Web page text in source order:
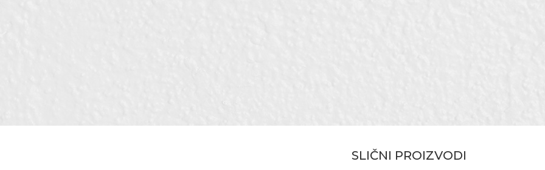
Dimenzija
70 x 15mm
Univerzalna četkaSLIČNI PROIZVODI